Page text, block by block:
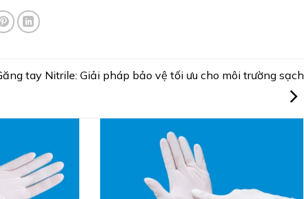
tay Nitrile: Giải pháp bảo vệ tối ưu cho môi trường sạch